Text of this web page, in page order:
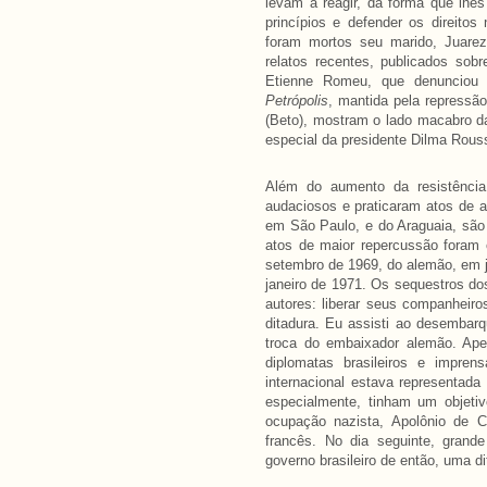
princípios e defender os direitos
foram mortos seu marido,
relatos recentes, publicados
Etienne Romeu, que
Petrópolis, mantida pela
(Beto), mostram o lado macabro
especial da presidente Dilma
Além do aumento da
audaciosos e praticaram atos de
em São Paulo, e do Araguaia,
atos de maior repercussão
setembro de 1969, do alemão,
janeiro de 1971. Os sequestros
autores: liberar seus
ditadura. Eu assisti ao
troca do embaixador alemão.
diplomatas brasileiros e
internacional estava
especialmente, tinham um
ocupação nazista, Apolônio de
francês. No dia seguinte,
governo brasileiro de então, uma